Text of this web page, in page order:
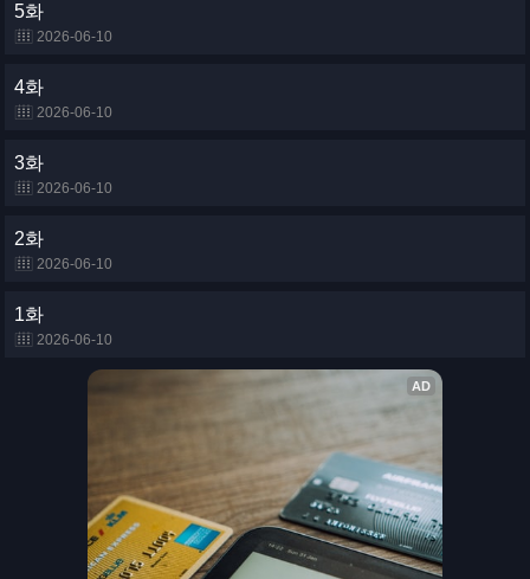
5화
2026-06-10
4화
2026-06-10
3화
2026-06-10
2화
2026-06-10
1화
2026-06-10